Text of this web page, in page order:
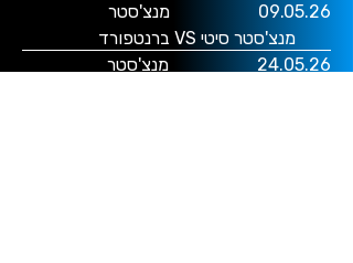
09.05.26
מנצ'סטר
מנצ'סטר סיטי VS ברנטפורד
24.05.26
מנצ'סטר